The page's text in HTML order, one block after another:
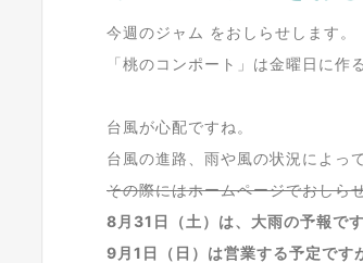
今週のジャム をおしらせします。
「桃のコンポート」は金曜日に作
台風が心配ですね。
台風の進路、雨や風の状況によっ
その際にはホームページでおしら
8月31日（土）は、大雨の予報で
9月1日（日）は営業する予定です